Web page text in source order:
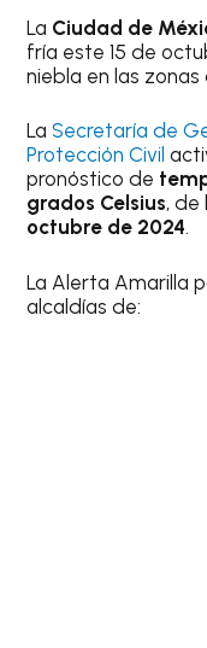
La Ciudad de
fría este 15 de
niebla en las zonas
LaSecretaría de
Protección Civil
pronóstico de
grados Celsius, de
octubre de 2024.
La Alerta Amarilla
alcaldías de: